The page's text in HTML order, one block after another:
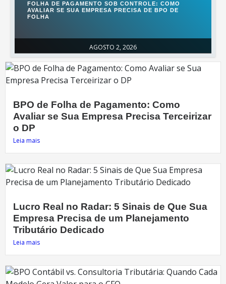
AGOSTO 2, 2026
FOLHA DE PAGAMENTO SOB CONTROLE: COMO
AVALIAR SE SUA EMPRESA PRECISA DE BPO DE
FOLHA
BPO de Folha de Pagamento: Como
Avaliar se Sua Empresa Precisa Terceirizar
o DP
Leia mais
Lucro Real no Radar: 5 Sinais de Que Sua
Empresa Precisa de um Planejamento
Tributário Dedicado
Leia mais